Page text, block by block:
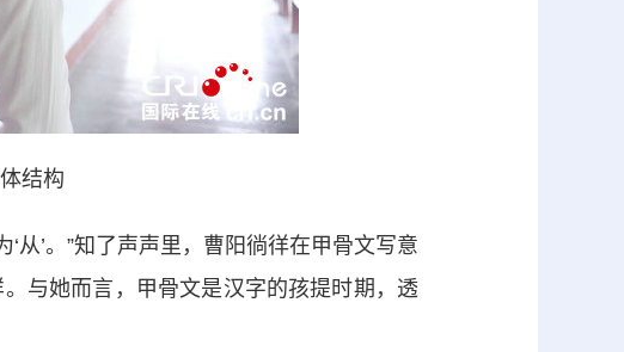
结构
’。”知了声声里，曹阳徜徉在甲骨文写意
与她而言，甲骨文是汉字的孩提时期，透